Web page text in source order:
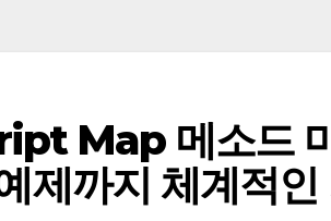
Map 메소드
제까지 체계적